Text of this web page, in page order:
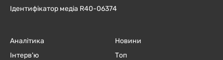
Ідентифікатор медіа R40-06374
Аналітика
Інтерв'ю
Новини
Топ